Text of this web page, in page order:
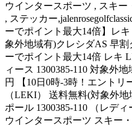
ウインタースポーツ , スキ
, ステッカー
ーでポイント最大14倍】レ
象外地域有)クレシダAS 早割
ーでポイント最大14倍 レキ
ィース 1300385-110 対象外
円 【10日0時-3時！エントリ
（LEKI） 送料無料(対象外
ポール 1300385-110 （レデ
ウインタースポーツ スキー